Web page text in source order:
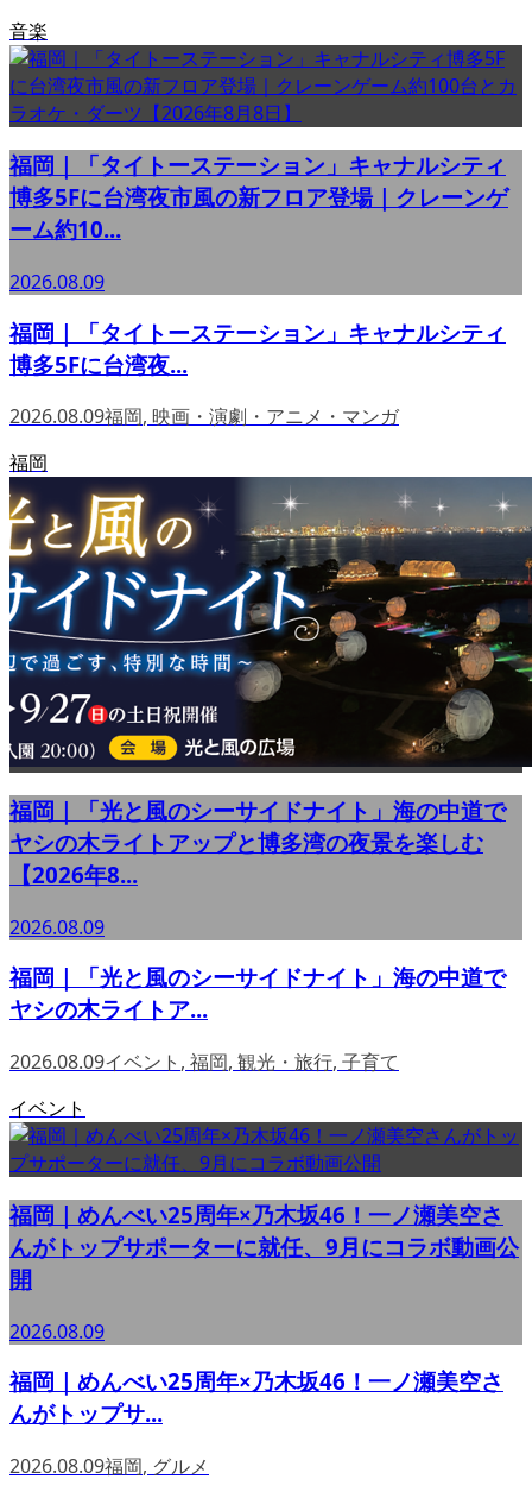
音楽
福岡｜「タイトーステーション」キャナルシティ
博多5Fに台湾夜市風の新フロア登場｜クレーンゲ
ーム約10...
2026.08.09
福岡｜「タイトーステーション」キャナルシティ
博多5Fに台湾夜...
2026.08.09福岡, 映画・演劇・アニメ・マンガ
福岡
福岡｜「光と風のシーサイドナイト」海の中道で
ヤシの木ライトアップと博多湾の夜景を楽しむ
【2026年8...
2026.08.09
福岡｜「光と風のシーサイドナイト」海の中道で
ヤシの木ライトア...
2026.08.09イベント , 福岡, 観光・旅行, 子育て
イベント
福岡｜めんべい25周年×乃木坂46！一ノ瀬美空さ
んがトップサポーターに就任、9月にコラボ動画公
開
2026.08.09
福岡｜めんべい25周年×乃木坂46！一ノ瀬美空さ
んがトップサ...
2026.08.09福岡, グルメ